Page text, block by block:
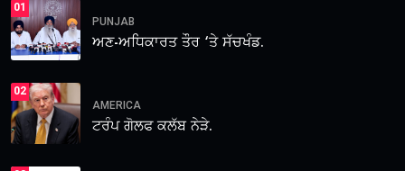
01
PUNJAB
ਅਣ-ਅਧਿਕਾਰਤ ਤੌਰ ‘ਤੇ ਸੱਚਖੰਡ.
02
AMERICA
ਟਰੰਪ ਗੋਲਫ ਕਲੱਬ ਨੇੜੇ.